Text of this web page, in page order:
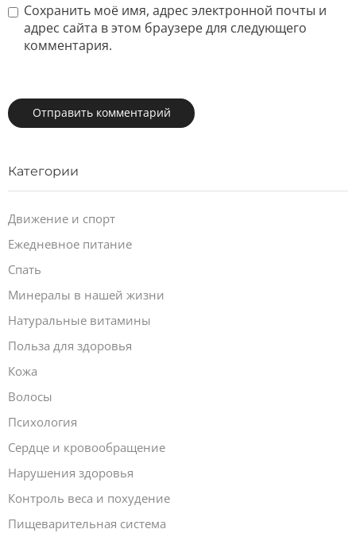
Сохранить моё имя, адрес электронной почты и
адрес сайта в этом браузере для следующего
комментария.
Категории
Движение и спорт
Ежедневное питание
Спать
Минералы в нашей жизни
Натуральные витамины
Польза для здоровья
Кожа
Волосы
Психология
Сердце и кровообращение
Нарушения здоровья
Контроль веса и похудение
Пищеварительная система